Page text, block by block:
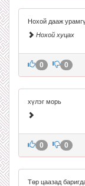
Нохой дааж
Нохой хуцах
0 0
хүлэг морь
0 0
Төр цаазад